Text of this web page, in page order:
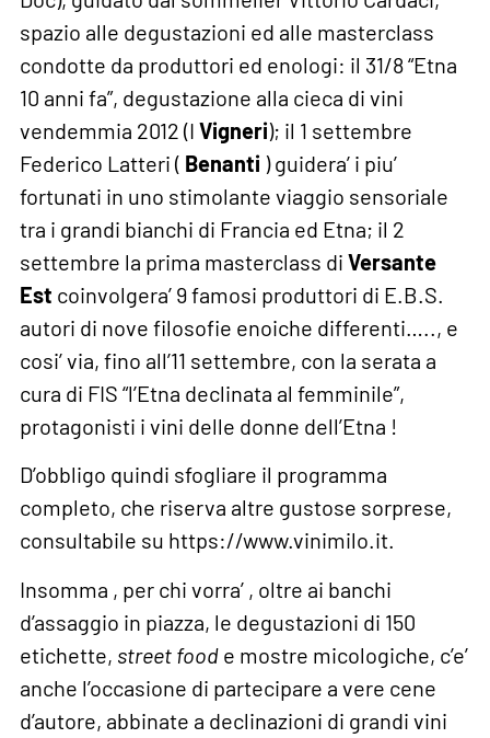
spazio alle degustazioni ed alle masterclass
condotte da produttori ed enologi: il 31/8 “Etna
10 anni fa”, degustazione alla cieca di vini
vendemmia 2012 (I Vigneri); il 1 settembre
Federico Latteri ( Benanti ) guidera’ i piu’
fortunati in uno stimolante viaggio sensoriale
tra i grandi bianchi di Francia ed Etna; il 2
settembre la prima masterclass di Versante
Est coinvolgera’ 9 famosi produttori di E.B.S.
autori di nove filosofie enoiche differenti….., e
cosi’ via, fino all’11 settembre, con la serata a
cura di FIS “l’Etna declinata al femminile”,
protagonisti i vini delle donne dell’Etna !
D’obbligo quindi sfogliare il programma
completo, che riserva altre gustose sorprese,
consultabile su https://www.vinimilo.it.
Insomma , per chi vorra’ , oltre ai banchi
d’assaggio in piazza, le degustazioni di 150
etichette, street food e mostre micologiche, c’e’
anche l’occasione di partecipare a vere cene
d’autore, abbinate a declinazioni di grandi vini